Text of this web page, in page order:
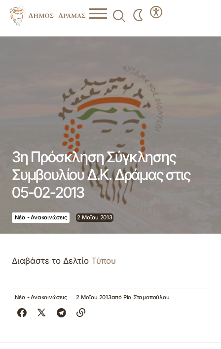
3η Πρόσκληση Σύγκλησης
Συμβουλίου Δ.Κ. Δράμας στις
05-02-2013
Νέα - Ανακοινώσεις 2 Μαΐου 2013
Διαβάστε το Δελτίο Τύπου
Νέα - Ανακοινώσεις 2 Μαΐου 2013από Ρία Σταμοπούλου